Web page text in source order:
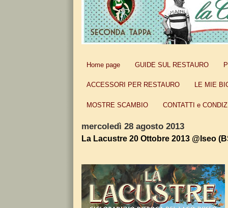
Home page GUIDE SUL RESTAURO
ACCESSORI PER RESTAURO LE MIE
MOSTRE SCAMBIO CONTATTI e
mercoledì 28 agosto 2013
La Lacustre 20 Ottobre 2013 @Iseo